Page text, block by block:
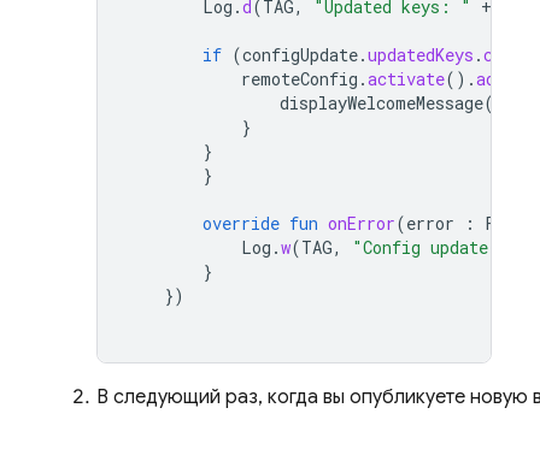
Log .d ( TAG, "Updated keys: " +
if (configUpdate.updatedKeys .
remoteConfig .activate().
displayWelcomeMessage()
}
}
}
override fun onError(error :
Log .w(TAG,
"Config update
}
})
В следующий раз, когда вы опубликуете